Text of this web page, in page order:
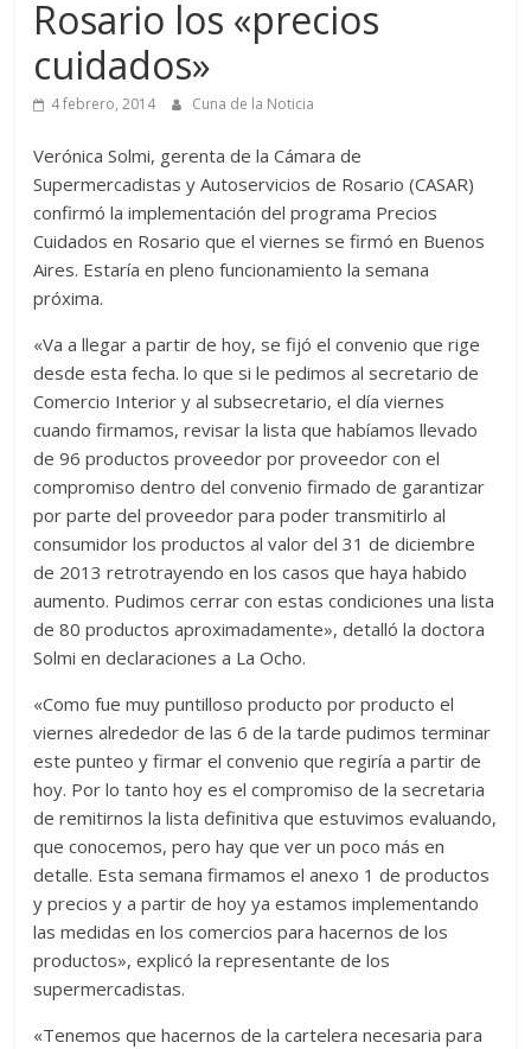
Rosario los «precios
cuidados»
4 febrero, 2014 Cuna de la Noticia
Verónica Solmi, gerenta de la Cámara de
Supermercadistas y Autoservicios de Rosario (CASAR)
confirmó la implementación del programa Precios
Cuidados en Rosario que el viernes se firmó en Buenos
Aires. Estaría en pleno funcionamiento la semana
próxima.
«Va a llegar a partir de hoy, se fijó el convenio que rige
desde esta fecha. lo que si le pedimos al secretario de
Comercio Interior y al subsecretario, el día viernes
cuando firmamos, revisar la lista que habíamos llevado
de 96 productos proveedor por proveedor con el
compromiso dentro del convenio firmado de garantizar
por parte del proveedor para poder transmitirlo al
consumidor los productos al valor del 31 de diciembre
de 2013 retrotrayendo en los casos que haya habido
aumento. Pudimos cerrar con estas condiciones una lista
de 80 productos aproximadamente», detalló la doctora
Solmi en declaraciones a La Ocho.
«Como fue muy puntilloso producto por producto el
viernes alrededor de las 6 de la tarde pudimos terminar
este punteo y firmar el convenio que regiría a partir de
hoy. Por lo tanto hoy es el compromiso de la secretaria
de remitirnos la lista definitiva que estuvimos evaluando,
que conocemos, pero hay que ver un poco más en
detalle. Esta semana firmamos el anexo 1 de productos
y precios y a partir de hoy ya estamos implementando
las medidas en los comercios para hacernos de los
productos», explicó la representante de los
supermercadistas.
«Tenemos que hacernos de la cartelera necesaria para